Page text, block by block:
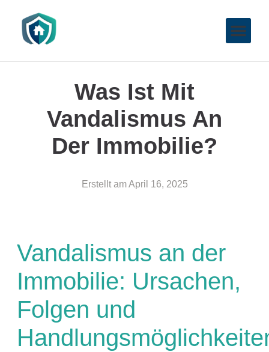
Was Ist Mit
Vandalismus An
Der Immobilie?
Erstellt am April 16, 2025
Vandalismus an der
Immobilie: Ursachen,
Folgen und